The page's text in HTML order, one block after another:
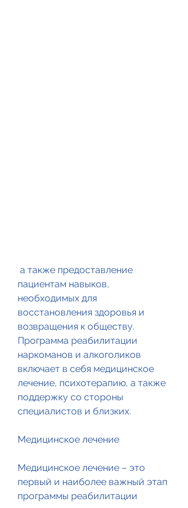
пациентам навыков,
необходимых для
восстановления здоровья и
возвращения к обществу.
Программа реабилитации
наркоманов и алкоголиков
включает в себя медицинское
лечение, психотерапию, а также
поддержку со стороны
специалистов и близких.
Медицинское лечение
Медицинское лечение – это
первый и наиболее важный этап
программы реабилитации